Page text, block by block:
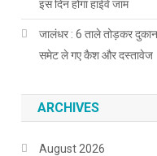
इस दिन होगा हाईवे जाम
जालंधर : 6 ताले तोड़कर
समेट ले गए कैश और दस्तावेज
ARCHIVES
August 2026